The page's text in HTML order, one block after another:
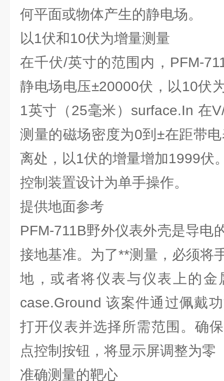
何平面或物体产生的静电场。
以1伏和10伏为增量测量
在千伏/英寸的范围内，PFM-
静电场电压±20000伏，以10伏
1英寸（25毫米）surface.In 在
测量的磁场密度为0到±在距带
离处，以1伏的增量增加1999伏
控制装置设计为单手操作。
提供地面参考
PFM-711B野外仪表外壳是导电
接地基准。为了**测量，必须将
地，或者将仪表与仪表上的金
case.Ground 该案件通过佩戴
打开仪表并选择所需范围。确
点控制按钮，将显示屏调整为零
准确测量的靶心